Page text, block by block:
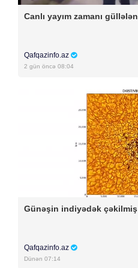
Canlı yayım zamanı
Qafqazinfo.az
2 gün öncə 08:04
Günəşin indiyədək
Qafqazinfo.az
Dünən 07:14